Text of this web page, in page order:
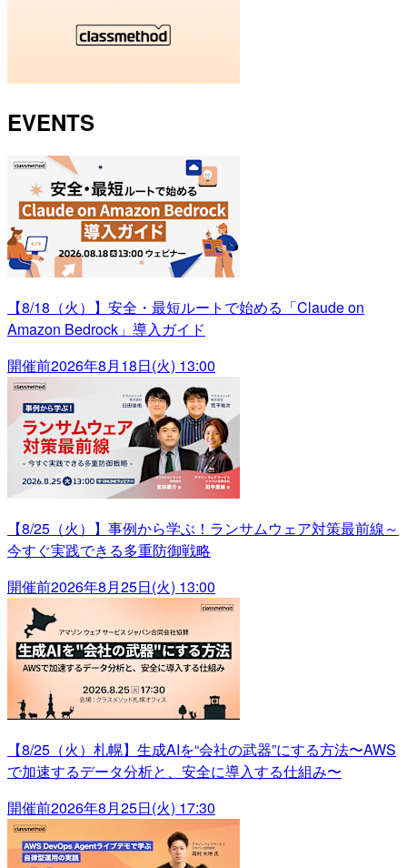
EVENTS
【8/18（火）】安全・最短ルートで始める「Claude on
Amazon Bedrock」導入ガイド
開催前2026年8月18日(火) 13:00
【8/25（火）】事例から学ぶ！ランサムウェア対策最前線～
今すぐ実践できる多重防御戦略
開催前2026年8月25日(火) 13:00
【8/25（火）札幌】生成AIを“会社の武器”にする方法〜AWS
で加速するデータ分析と、安全に導入する仕組み〜
開催前2026年8月25日(火) 17:30